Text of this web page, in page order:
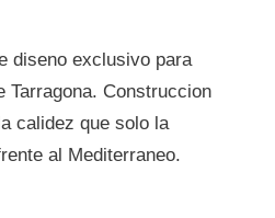
diseno exclusivo para
Tarragona. Construccion
calidez que solo la
al Mediterraneo.